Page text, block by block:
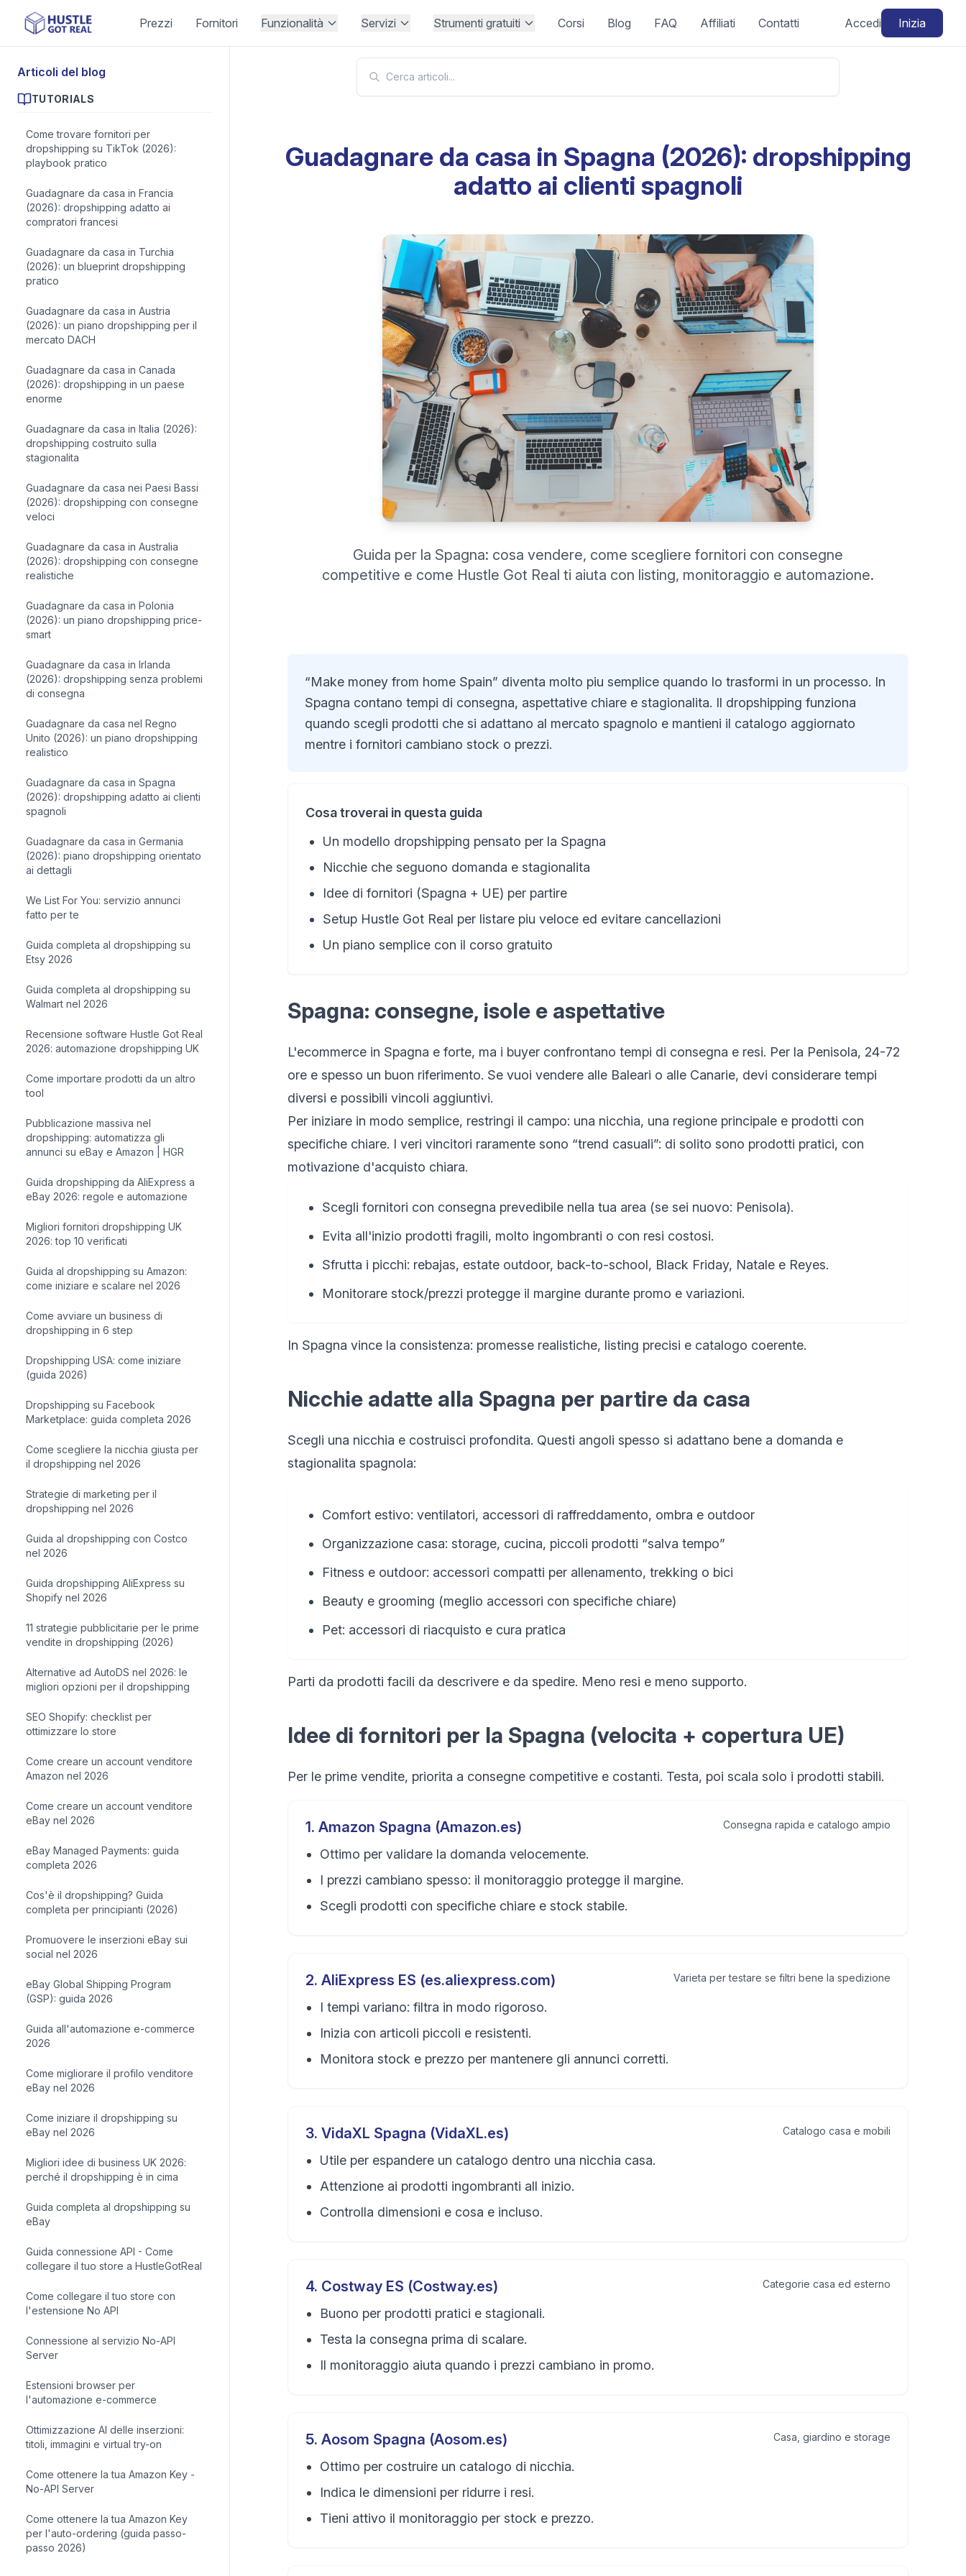
Prezzi Fornitori Funzionalità Servizi Strumenti gratuiti Corsi Blog FAQ Affiliati Contatti Accedi Inizia
Articoli del blog
TUTORIALS
Come trovare fornitori per
dropshipping su TikTok (2026):
playbook pratico
Guadagnare da casa in Francia
(2026): dropshipping adatto ai
compratori francesi
Guadagnare da casa in Turchia
(2026): un blueprint dropshipping
pratico
Guadagnare da casa in Austria
(2026): un piano dropshipping per il
mercato DACH
Guadagnare da casa in Canada
(2026): dropshipping in un paese
enorme
Guadagnare da casa in Italia (2026):
dropshipping costruito sulla
stagionalita
Guadagnare da casa nei Paesi Bassi
(2026): dropshipping con consegne
veloci
Guadagnare da casa in Australia
(2026): dropshipping con consegne
realistiche
Guadagnare da casa in Polonia
(2026): un piano dropshipping price-
smart
Guadagnare da casa in Irlanda
(2026): dropshipping senza problemi
di consegna
Guadagnare da casa nel Regno
Unito (2026): un piano dropshipping
realistico
Guadagnare da casa in Spagna
(2026): dropshipping adatto ai clienti
spagnoli
Guadagnare da casa in Germania
(2026): piano dropshipping orientato
ai dettagli
We List For You: servizio annunci
fatto per te
Guida completa al dropshipping su
Etsy 2026
Guida completa al dropshipping su
Walmart nel 2026
Recensione software Hustle Got Real
2026: automazione dropshipping UK
Come importare prodotti da un altro
tool
Pubblicazione massiva nel
dropshipping: automatizza gli
annunci su eBay e Amazon | HGR
Guida dropshipping da AliExpress a
eBay 2026: regole e automazione
Migliori fornitori dropshipping UK
2026: top 10 verificati
Guida al dropshipping su Amazon:
come iniziare e scalare nel 2026
Come avviare un business di
dropshipping in 6 step
Dropshipping USA: come iniziare
(guida 2026)
Dropshipping su Facebook
Marketplace: guida completa 2026
Come scegliere la nicchia giusta per
il dropshipping nel 2026
Strategie di marketing per il
dropshipping nel 2026
Guida al dropshipping con Costco
nel 2026
Guida dropshipping AliExpress su
Shopify nel 2026
11 strategie pubblicitarie per le prime
vendite in dropshipping (2026)
Alternative ad AutoDS nel 2026: le
migliori opzioni per il dropshipping
SEO Shopify: checklist per
ottimizzare lo store
Come creare un account venditore
Amazon nel 2026
Come creare un account venditore
eBay nel 2026
eBay Managed Payments: guida
completa 2026
Cos'è il dropshipping? Guida
completa per principianti (2026)
Promuovere le inserzioni eBay sui
social nel 2026
eBay Global Shipping Program
(GSP): guida 2026
Guida all'automazione e-commerce
2026
Come migliorare il profilo venditore
eBay nel 2026
Come iniziare il dropshipping su
eBay nel 2026
Migliori idee di business UK 2026:
perché il dropshipping è in cima
Guida completa al dropshipping su
eBay
Guida connessione API - Come
collegare il tuo store a HustleGotReal
Come collegare il tuo store con
l'estensione No API
Connessione al servizio No-API
Server
Estensioni browser per
l'automazione e-commerce
Ottimizzazione AI delle inserzioni:
titoli, immagini e virtual try-on
Come ottenere la tua Amazon Key -
No-API Server
Come ottenere la tua Amazon Key
per l'auto-ordering (guida passo-
passo 2026)
Guadagnare da casa in Spagna (2026): dropshipping
adatto ai clienti spagnoli
Guida per la Spagna: cosa vendere, come scegliere fornitori con consegne
competitive e come Hustle Got Real ti aiuta con listing, monitoraggio e automazione.
“Make money from home Spain” diventa molto piu semplice quando lo trasformi in un processo. In
Spagna contano tempi di consegna, aspettative chiare e stagionalita. Il dropshipping funziona
quando scegli prodotti che si adattano al mercato spagnolo e mantieni il catalogo aggiornato
mentre i fornitori cambiano stock o prezzi.
Cosa troverai in questa guida
Un modello dropshipping pensato per la Spagna
Nicchie che seguono domanda e stagionalita
Idee di fornitori (Spagna + UE) per partire
Setup Hustle Got Real per listare piu veloce ed evitare cancellazioni
Un piano semplice con il corso gratuito
Spagna: consegne, isole e aspettative
L'ecommerce in Spagna e forte, ma i buyer confrontano tempi di consegna e resi. Per la Penisola, 24-72
ore e spesso un buon riferimento. Se vuoi vendere alle Baleari o alle Canarie, devi considerare tempi
diversi e possibili vincoli aggiuntivi.
Per iniziare in modo semplice, restringi il campo: una nicchia, una regione principale e prodotti con
specifiche chiare. I veri vincitori raramente sono “trend casuali”: di solito sono prodotti pratici, con
motivazione d'acquisto chiara.
Scegli fornitori con consegna prevedibile nella tua area (se sei nuovo: Penisola).
Evita all'inizio prodotti fragili, molto ingombranti o con resi costosi.
Sfrutta i picchi: rebajas, estate outdoor, back-to-school, Black Friday, Natale e Reyes.
Monitorare stock/prezzi protegge il margine durante promo e variazioni.
In Spagna vince la consistenza: promesse realistiche, listing precisi e catalogo coerente.
Nicchie adatte alla Spagna per partire da casa
Scegli una nicchia e costruisci profondita. Questi angoli spesso si adattano bene a domanda e
stagionalita spagnola:
Comfort estivo: ventilatori, accessori di raffreddamento, ombra e outdoor
Organizzazione casa: storage, cucina, piccoli prodotti “salva tempo”
Fitness e outdoor: accessori compatti per allenamento, trekking o bici
Beauty e grooming (meglio accessori con specifiche chiare)
Pet: accessori di riacquisto e cura pratica
Parti da prodotti facili da descrivere e da spedire. Meno resi e meno supporto.
Idee di fornitori per la Spagna (velocita + copertura UE)
Per le prime vendite, priorita a consegne competitive e costanti. Testa, poi scala solo i prodotti stabili.
1. Amazon Spagna (Amazon.es) Consegna rapida e catalogo ampio
Ottimo per validare la domanda velocemente.
I prezzi cambiano spesso: il monitoraggio protegge il margine.
Scegli prodotti con specifiche chiare e stock stabile.
2. AliExpress ES (es.aliexpress.com) Varieta per testare se filtri bene la spedizione
I tempi variano: filtra in modo rigoroso.
Inizia con articoli piccoli e resistenti.
Monitora stock e prezzo per mantenere gli annunci corretti.
3. VidaXL Spagna (VidaXL.es) Catalogo casa e mobili
Utile per espandere un catalogo dentro una nicchia casa.
Attenzione ai prodotti ingombranti all inizio.
Controlla dimensioni e cosa e incluso.
4. Costway ES (Costway.es) Categorie casa ed esterno
Buono per prodotti pratici e stagionali.
Testa la consegna prima di scalare.
Il monitoraggio aiuta quando i prezzi cambiano in promo.
5. Aosom Spagna (Aosom.es) Casa, giardino e storage
Ottimo per costruire un catalogo di nicchia.
Indica le dimensioni per ridurre i resi.
Tieni attivo il monitoraggio per stock e prezzo.